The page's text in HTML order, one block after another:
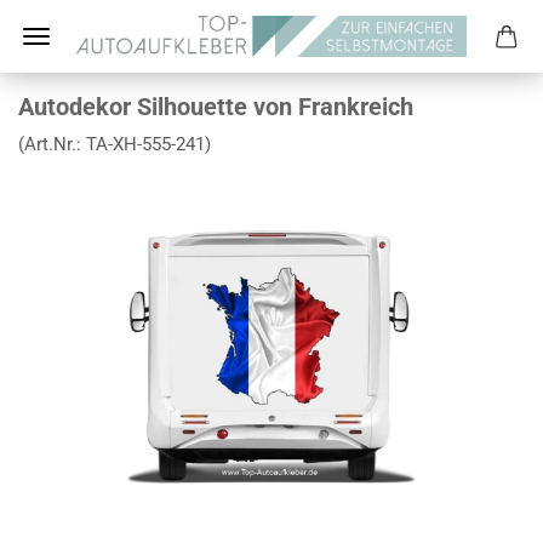
Autodekor Silhouette von Frankreich
(Art.Nr.: TA-XH-555-241)